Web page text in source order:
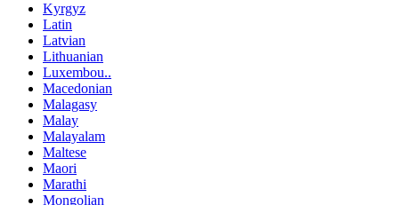
Kyrgyz
Latin
Latvian
Lithuanian
Luxembou..
Macedonian
Malagasy
Malay
Malayalam
Maltese
Maori
Marathi
Mongolian